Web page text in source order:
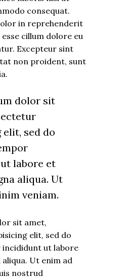
consequat.
in reprehenderit
cillum dolore eu
Excepteur sint
non proident, sunt
dolor sit
sed do
labore et
aliqua. Ut
veniam.
sit amet,
elit, sed do
ut labore
Ut enim ad
nostrud